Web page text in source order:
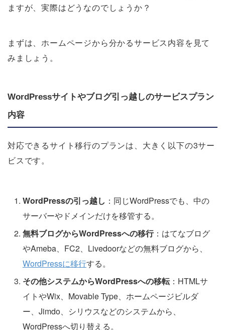
ますが、実際はどうなのでしょうか？
まずは、ホームページから分かるサービス内容を見て
みましょう。
WordPressサイトやブログ引っ越しのサービスプラン
内容
対応できるサイト移行のプランは、大きく以下の3サー
ビスです。
WordPressの引っ越し ：同じWordPressでも、中の
サーバーやドメインだけを移管する。
無料ブログからWordPressへの移行：はてなブログ
やAmeba、FC2、Livedoorなどの無料ブログから、
WordPressに移行する。
その他システムからWordPressへの移転：HTMLサ
イトやWix、Movable Type、ホームページビルダ
ー、Jimdo、シリウスなどのシステムから、
WordPressへ切り替える。